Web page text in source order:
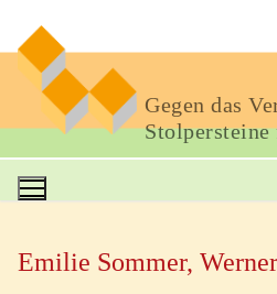
Gegen das
Emilie Sommer,